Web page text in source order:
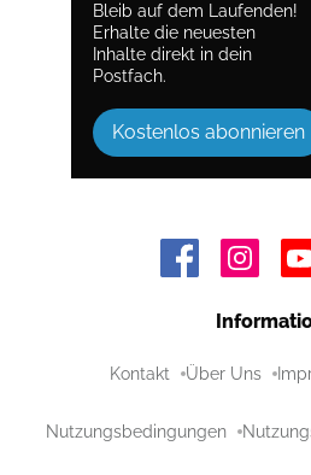
Bleib auf dem Laufenden!
Erhalte die neuesten
Inhalte direkt in dein
Postfach.
Kostenlos abonnieren
Kontakt Über Uns
Nutzungsbedingungen